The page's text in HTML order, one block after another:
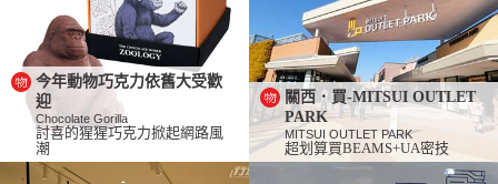
今年動物巧克力依舊大受歡
迎
Chocolate Gorilla
討喜的猩猩巧克力掀起網路風
潮
關西．買-MITSUI OUTLET
PARK
MITSUI OUTLET PARK
超划算買BEAMS+UA密技